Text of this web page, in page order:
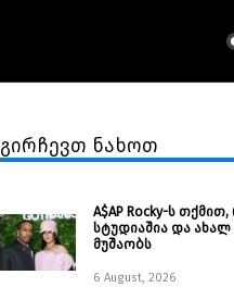
გირჩევთ ნახოთ
A$AP Rocky-ს
სტუდიაშია და ახალ
მუშაობს
6 August, 2026